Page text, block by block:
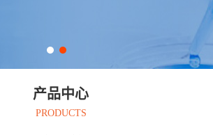
产品中心
PRODUCTS